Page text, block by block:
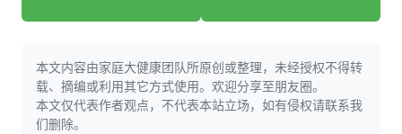
本文内容由家庭大健康团队所原创或整理，未经授权不得转
载、摘编或利用其它方式使用。欢迎分享至朋友圈。
本文仅代表作者观点，不代表本站立场，如有侵权请联系我
们删除。